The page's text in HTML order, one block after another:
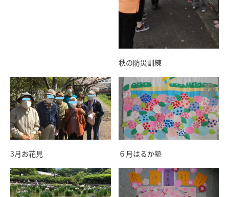
秋の防災訓練
3月お花見 ６月はるか塾